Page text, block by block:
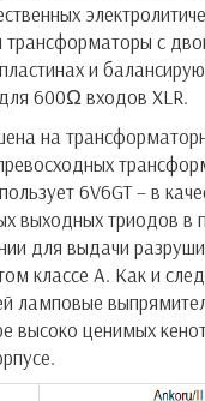
трансформаторы с
и
600Ω входов XLR.
на
6V6GT – в
выходных триодов в
для выдачи
классе А. Как и
ламповые
высоко ценимых